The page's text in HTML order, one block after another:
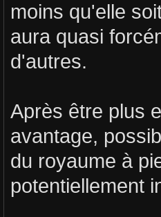
moins qu'elle
aura quasi
d'autres.
Après être plus
avantage,
du royaume à
potentiellement